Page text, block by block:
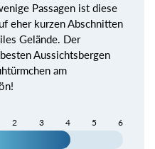
Passagen ist diese
eher kurzen Abschnitten
Gelände. Der
Aussichtsbergen
am
2 3 4 5 6